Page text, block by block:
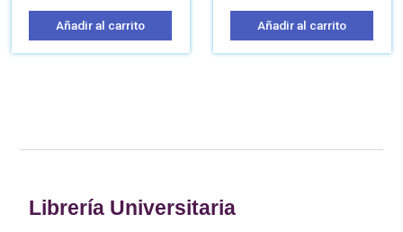
Añadir al carrito Añadir al carrito
Librería Universitaria